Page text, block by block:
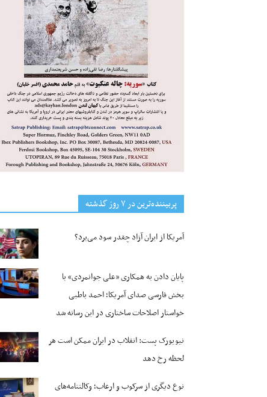
پربیننده‌ترین‌ در ۷ روز گذشته
آمریکا از ایران آزاد چقدر سود می‌برد؟
پایان دادن به همکاری «علی جوانمردی» با
بخش فارسی صدای آمریکا؛ احمد باطبی
خواستار اصلاحات ساختاری در این رسانه شد
نیویورک پست: انقلاب در ایران ممکن است هر
لحظه رخ دهد
نوع دیگری از سرکوب و ارعاب؛ وکالتنامه‌های